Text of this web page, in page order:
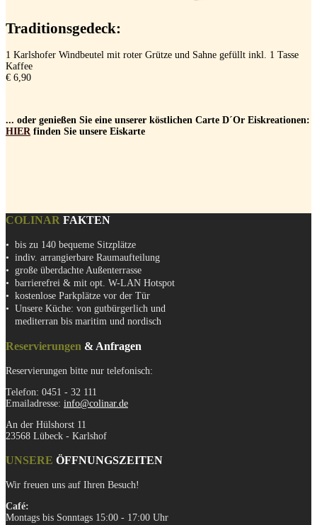
Traditionsgedeck:
1 Karlshofer Windbeutel mit roter Grütze und Sahne gefüllt inkl. 1 Tasse
Kaffee
€ 6,90
... oder genießen Sie eine unserer köstlichen Carte D´Or Eiskreationen:
HIERfinden Sie unsere Eiskarte
COLINAR FAKTEN
• bis zu 140 bequeme Sitzplätze
• indiv. arrangierbare Raumaufteilung
• große überdachte Außenterrasse
• barrierefrei & mit opt. W-LAN Hotspot
• kostenlose Parkplätze vor der Tür
• Unsere Küche: von gutbürgerlich und
mediterran bis maritim und nordisch
Reservierungen & Anfragen
Reservierungen bitte nur telefonisch:
Telefon: 0451 - 32 111
Emailadresse: info@colinar.de
An der Hülshorst 11
23568 Lübeck - Karlshof
UNSERE ÖFFNUNGSZEITEN
Wir freuen uns auf Ihren Besuch!
Café:
Montags bis Sonntags 15:00 - 17:00 Uhr